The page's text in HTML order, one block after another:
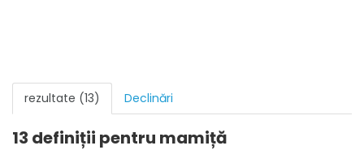
rezultate (13) Declinări
13 definiții pentru mamiță